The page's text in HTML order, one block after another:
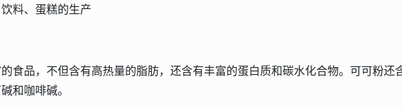
料、蛋糕的生产
食品，不但含有高热量的脂肪，还含有丰富的蛋白质和碳水化合物。可可粉还
和咖啡碱。